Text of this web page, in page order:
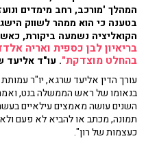
המהלך 'מורכב, רחב מימדים
בטענה כי הוא ממהר לשווק
הקואליציה נשמעה ביקורת,
בריאיון לבן כספית ואריה
בהחלט מוצדקת". עו"ד אליעד
עורך הדין אליעד שרגא, יו"ר
בנאומו של ראש הממשלה בנט,
השנים עושה מאמצים עילאיים
תמונה, מכתב או להביא לא פעם
כעצמות של רון".